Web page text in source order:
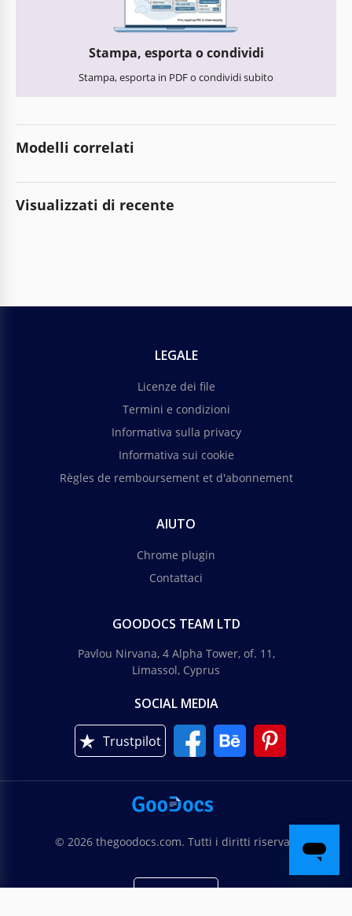
Stampa, esporta o condividi
Stampa, esporta in PDF o condividi subito
Modelli correlati
Visualizzati di recente
LEGALE
Licenze dei file
Termini e condizioni
Informativa sulla privacy
Informativa sui cookie
Règles de remboursement et d'abonnement
AIUTO
Chrome plugin
Contattaci
GOODOCS TEAM LTD
Pavlou Nirvana, 4 Alpha Tower, of. 11,
Limassol, Cyprus
SOCIAL MEDIA
Trustpilot
© 2026 thegoodocs.com. Tutti i diritti riservati
Italiano